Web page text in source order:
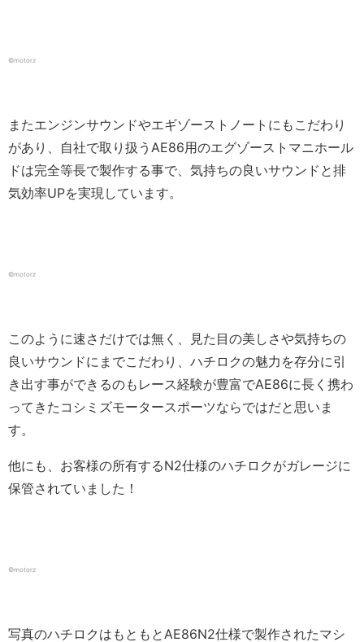
©motorz
またエンジンサウンドやエギゾーストノートにもこだわり
があり、自社で取り扱うAE86用のエグゾーストマニホール
ドは完全等長で製作する事で、気持ちの良いサウンドと排
気効率UPを実現しています。
©motorz
このように速さだけでは無く、見た目の美しさや気持ちの
良いサウンドにまでこだわり、ハチロクの魅力を存分に引
き出す事ができるのもレース経験が豊富でAE86に長く携わ
ってきたコシミズモータースポーツならではだと思いま
す。
他にも、お客様の所有するN2仕様のハチロクがガレージに
保管されていました！
©motorz
写真のハチロクはもともとAE86N2仕様で製作されたマシ